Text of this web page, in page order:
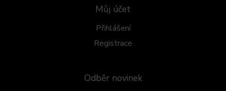
Odběr novinek
Můj účet
Přihlášení
Registrace